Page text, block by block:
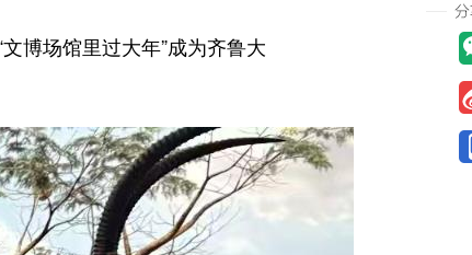
博场馆里过大年”成为齐鲁大